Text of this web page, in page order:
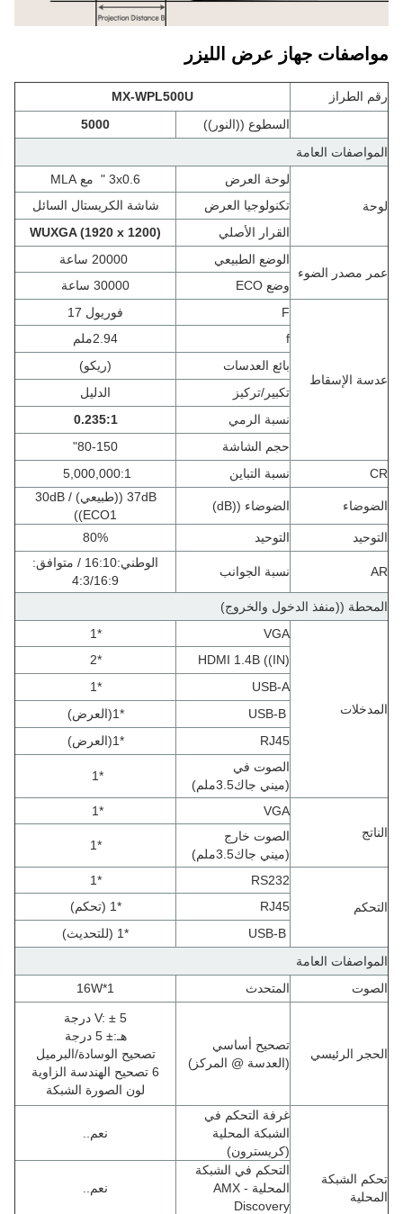
مواصفات جهاز عرض الليزر
رقم الطراز
MX-WPL500U
السطوع ((النور))
5000
المواصفات العامة
لوحة
لوحة العرض 3x0.6 "
مع MLA
تكنولوجيا العرض
شاشة الكريستال السائل
القرار الأصلي
WUXGA (1920 x 1200)
عمر مصدر الضوء
الوضع الطبيعي
20000 ساعة
وضع ECO
30000 ساعة
عدسة الإسقاط
F
فوريول 17
f
2.94ملم
بائع العدسات
(ريكو)
تكبير/تركيز
الدليل
نسبة الرمي
0.235:1
حجم الشاشة
80-150"
CR
نسبة التباين 5,000,000:1
الضوضاء الضوضاء ((dB)
37dB ((طبيعي) / 30dB
((ECO1
التوحيد
التوحيد 80%
AR نسبة الجوانب
الوطني:16:10 / متوافق:
4:3/16:9
المحطة ((منفذ الدخول والخروج)
المدخلات
VGA
*1
HDMI 1.4B ((IN)
*2
USB-A
*1
USB-B
*1
(العرض)
RJ45
*1
(العرض)
الصوت في
(ميني جاك3.5ملم )
*1
الناتج
VGA
*1
الصوت خارج
(ميني جاك3.5ملم )
*1
التحكم
RS232
*1
RJ45
*1 (تحكم)
USB-B
*1 (للتحديث)
المواصفات العامة
الصوت
المتحدث 16W*1
الحجر الرئيسي
تصحيح أساسي
(العدسة @ المركز)
V: ± 5 درجة
هـ:± 5 درجة
تصحيح الوسادة/البرميل
6 تصحيح الهندسة الزاوية
لون الصورة الشبكة
تحكم الشبكة
المحلية
غرفة التحكم في
الشبكة المحلية
(كريسترون)
نعم..
التحكم في الشبكة
المحلية - AMX
Discovery
نعم..